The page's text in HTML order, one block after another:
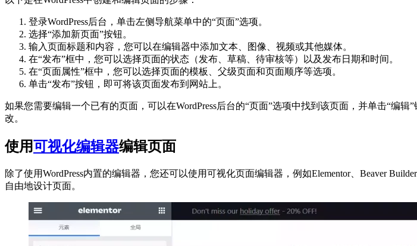
登录WordPress后台，单击左侧导航菜单中的“页面”选项。
选择“添加新页面”按钮。
输入页面标题和内容，您可以在编辑器中添加文本、图像、视频或其他媒体。
在“发布”框中，您可以选择页面的状态（发布、草稿、待审核等）以及发布日期和时间。
在“页面属性”框中，您可以选择页面的模板、父级页面和页面顺序等选项。
单击“发布”按钮，即可将该页面发布到网站上。
如果您需要编辑一个已有的页面，可以在WordPress后台的“页面”选项中找到该页面，并单击“编
改。
使用可视化编辑器编辑页面
除了使用WordPress内置的编辑器，您还可以使用可视化页面编辑器，例如Elementor、Beaver
自由地设计页面。